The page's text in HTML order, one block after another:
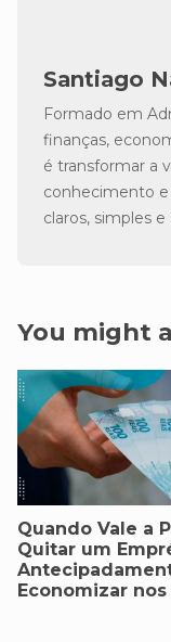
Santiago
Formado em
finanças,
é transformar a
conhecimento
claros, simples
You might
Quando Vale a
Quitar um
Economizar